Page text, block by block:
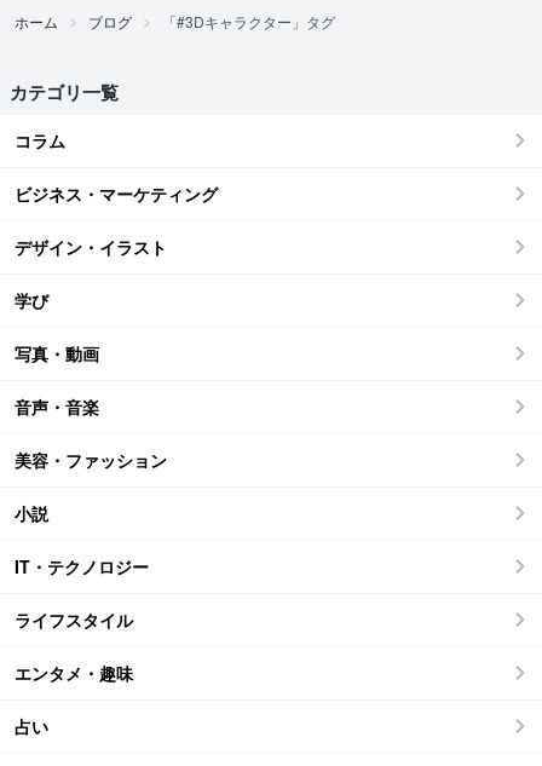
ホーム ブログ 「#3Dキャラクター」タグ
カテゴリ一覧
コラム
ビジネス・マーケティング
デザイン・イラスト
学び
写真・動画
音声・音楽
美容・ファッション
小説
IT・テクノロジー
ライフスタイル
エンタメ・趣味
占い